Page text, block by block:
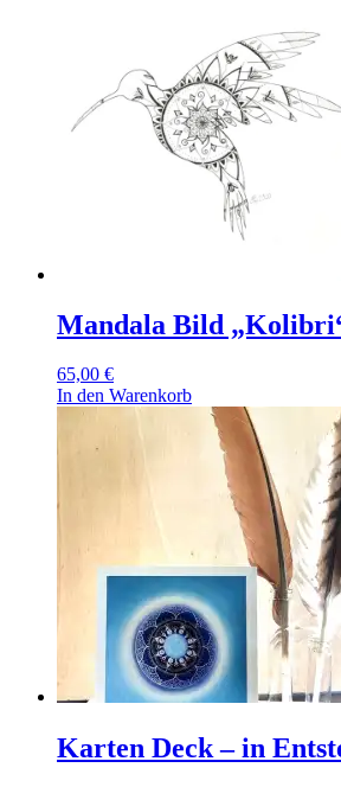
Mandala Bild
65,00 €
In den Warenkorb
Karten Deck – in